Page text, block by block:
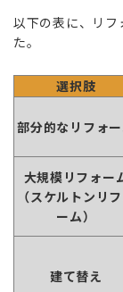
以下の表に、リフ
た。
選択肢
部分的なリフォ
大規模リフォー
（スケルトンリ
ーム）
建て替え